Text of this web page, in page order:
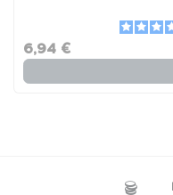
6,94 €